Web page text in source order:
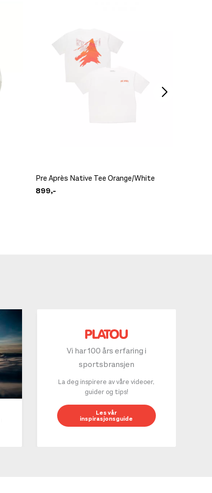
Pre Après Native Tee Orange/White
899,-
Vi har 100 års erfaring i
sportsbransjen
La deg inspirere av våre videoer,
guider og tips!
Les vår
inspirasjonsguide